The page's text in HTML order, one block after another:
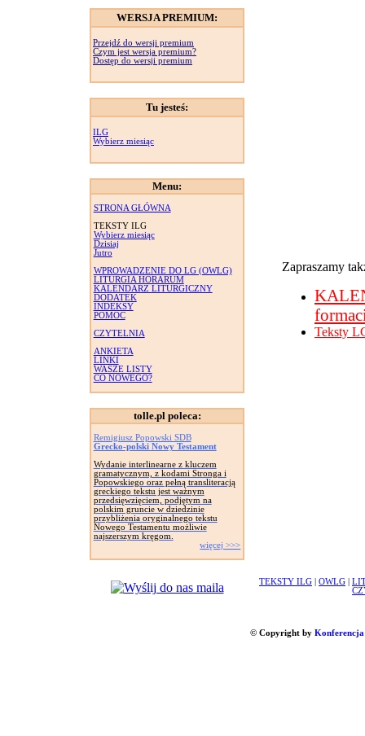
WERSJA PREMIUM:
Przejdź do wersji premium
Czym jest wersja premium?
Dostęp do wersji premium
Tu jesteś:
ILG
Wybierz miesiąc
Menu:
STRONA GŁÓWNA
TEKSTY ILG
Wybierz miesiąc
Dzisiaj
Jutro
WPROWADZENIE DO LG (OWLG)
LITURGIA HORARUM
KALENDARZ LITURGICZNY
DODATEK
INDEKSY
POMOC
CZYTELNIA
ANKIETA
LINKI
WASZE LISTY
CO NOWEGO?
tolle.pl poleca:
Remigiusz Popowski SDB
Grecko-polski Nowy Testament
Wydanie interlinearne z kluczem
gramatycznym, z kodami Stronga i
Popowskiego oraz pełną transliteracją
greckiego tekstu jest ważnym
przedsięwzięciem, podjętym na
polskim gruncie w dziedzinie
przybliżenia oryginalnego tekstu
Nowego Testamentu możliwie
najszerszym kręgom.
więcej >>>
Zapraszamy
Teksty
TEKSTY ILG OWLG
© Copyright by Konferencja